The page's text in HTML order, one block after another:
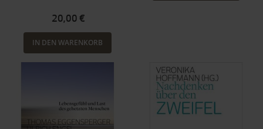
20,00 €
IN DEN WARENKORB